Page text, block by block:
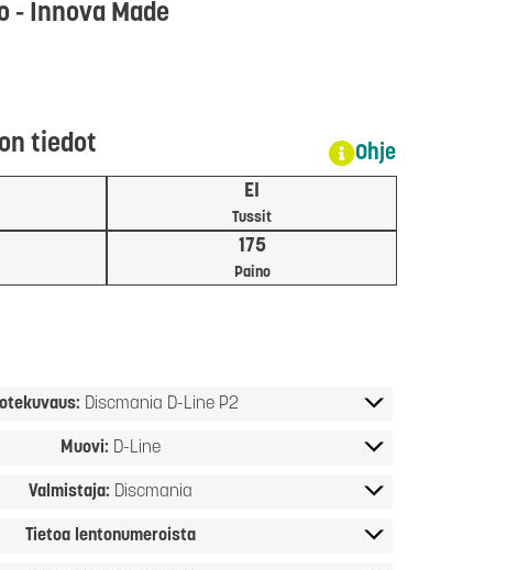
- Innova Made
tiedot Ohje
Tussit
EI
Paino
175
Discmania D-Line P2
Muovi: D-Line
Valmistaja: Discmania
Tietoa lentonumeroista